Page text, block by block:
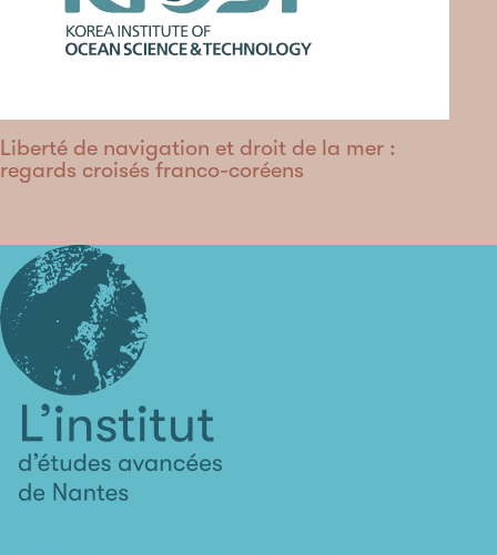
Liberté de navigation et droit de la mer :
regards croisés franco-coréens